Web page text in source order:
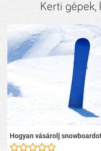
Kerti gépek,
Hogyan vásárolj